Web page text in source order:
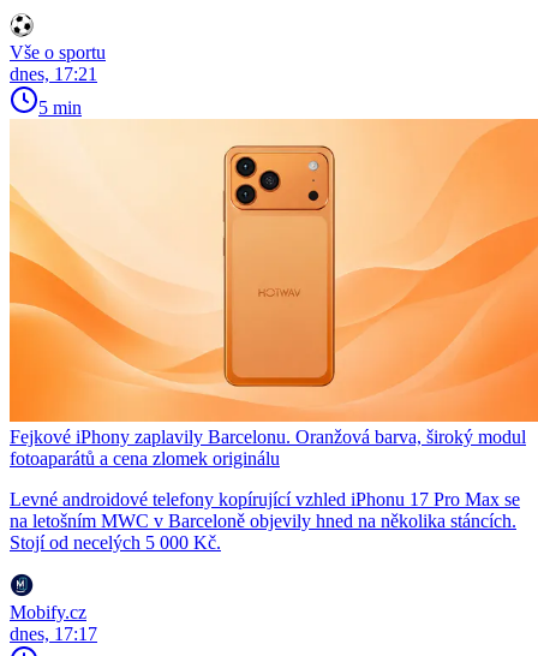
Vše o sportu
dnes, 17:21
5 min
Fejkové iPhony zaplavily Barcelonu. Oranžová barva, široký modul
fotoaparátů a cena zlomek originálu
Levné androidové telefony kopírující vzhled iPhonu 17 Pro Max se
na letošním MWC v Barceloně objevily hned na několika stáncích.
Stojí od necelých 5 000 Kč.
Mobify.cz
dnes, 17:17